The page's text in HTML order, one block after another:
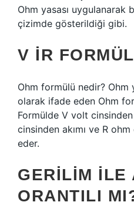
Ohm yasası uygulanarak
çizimde gösterildiği gibi.
V IR
Ohm formülü nedir? Ohm
olarak ifade eden Ohm
Formülde V volt
cinsinden akımı ve R
eder.
GERILIM ILE
ORANTILI